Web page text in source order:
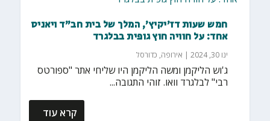
חמש שעות דז'יקיץ', המלך של בית חב"ד ויאניס
אחד: על חוויה חוץ גופית בבלגרד
ינו 30, 2024 | אירופה, כדורסל
ג'וש הליקמן ומשה הליקמן היו שליחי אתר "ספורטס
רבי" לבלגרד וואו. זוהי התגובה...
קרא עוד